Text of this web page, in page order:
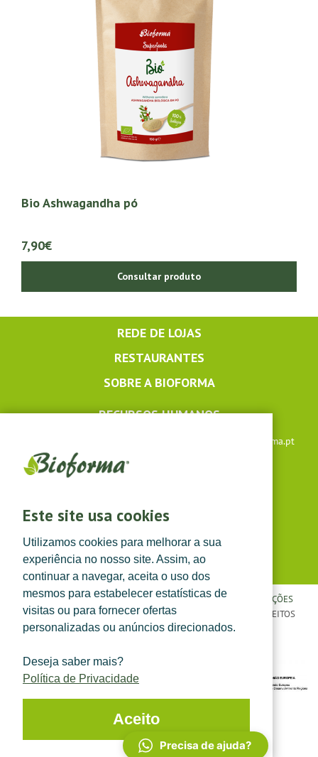
Este site usa cookies
Utilizamos cookies para melhorar a sua
experiência no nosso site. Assim, ao
continuar a navegar, aceita o uso dos
mesmos para estabelecer estatísticas de
visitas ou para fornecer ofertas
personalizadas ou anúncios direcionados.
Deseja saber mais?
Política de Privacidade
Aceito
Bio Ashwagandha pó
7,90€
Consultar produto
REDE DE LOJAS
RESTAURANTES
SOBRE A BIOFORMA
RECURSOS HUMANOS
lojaonline@bioforma.pt
(dias úteis das 8h30 às 13h e das 14h às 17h30)
POLÍTICA DE PRIVACIDADE|TERMOS E CONDIÇÕES
CONDIÇÕES
GERAIS DE VENDA | ©TOPFARMA, LDA. 2022.
TODOS OS DIREITOS
RESERVADOS.
Precisa de ajuda?